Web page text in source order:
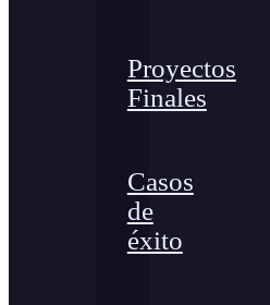
Proyectos
Finales
Casos
de
éxito